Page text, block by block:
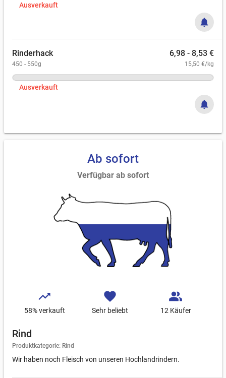
Ausverkauft
notifications
Rinderhack 6,98 - 8,53 €
450 - 550g 15,50 €/kg
Ausverkauft
notifications
Ab sofort
Verfügbar ab sofort
trending_up
58% verkauft
favorite
Sehr beliebt
people_alt
12 Käufer
Rind
Produktkategorie: Rind
Wir haben noch Fleisch von unseren Hochlandrindern.